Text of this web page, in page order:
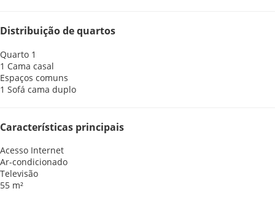
Distribuição de quartos
Quarto 1
1 Cama casal
Espaços comuns
1 Sofá cama duplo
Características principais
Acesso Internet
Ar-condicionado
Televisão
55 m²